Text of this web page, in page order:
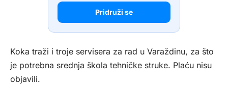
Pridruži se
Koka traži i troje servisera za rad u Varaždinu, za što
je potrebna srednja škola tehničke struke. Plaću nisu
objavili.